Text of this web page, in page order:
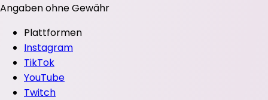
Angaben ohne Gewähr
Plattformen
Instagram
TikTok
YouTube
Twitch